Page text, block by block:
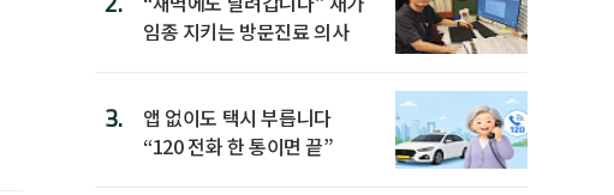
임종 지키는 방문진료 의사
3.
앱 없이도 택시 부릅니다
“120 전화 한 통이면 끝”